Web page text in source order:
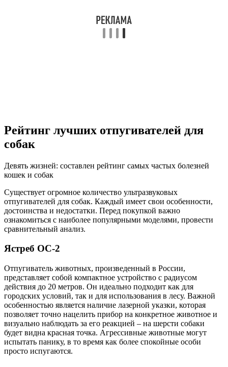
Рейтинг лучших отпугивателей для
собак
Девять жизней: составлен рейтинг самых частых болезней
кошек и собак
Существует огромное количество ультразвуковых
отпугивателей для собак. Каждый имеет свои особенности,
достоинства и недостатки. Перед покупкой важно
ознакомиться с наиболее популярными моделями, провести
сравнительный анализ.
Ястреб ОС-2
Отпугиватель животных, произведенный в России,
представляет собой компактное устройство с радиусом
действия до 20 метров. Он идеально подходит как для
городских условий, так и для использования в лесу. Важной
особенностью является наличие лазерной указки, которая
позволяет точно нацелить прибор на конкретное животное и
визуально наблюдать за его реакцией – на шерсти собаки
будет видна красная точка. Агрессивные животные могут
испытать панику, в то время как более спокойные особи
просто испугаются.